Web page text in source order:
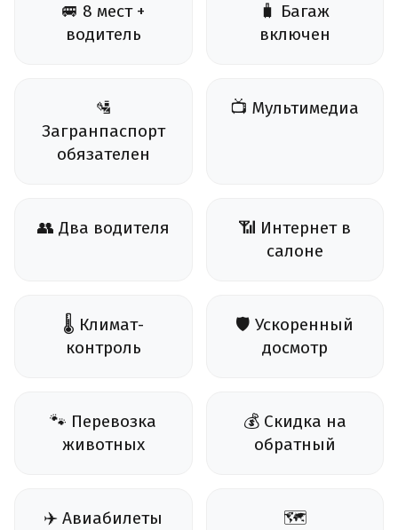
🚐 8 мест +
водитель
🧳 Багаж
включен
🛂
Загранпаспорт
обязателен
📺 Мультимедиа
👥 Два водителя
📶 Интернет в
салоне
🌡️ Климат-
контроль
🛡️ Ускоренный
досмотр
🐾 Перевозка
животных
💰 Скидка на
обратный
✈️ Авиабилеты
🗺️